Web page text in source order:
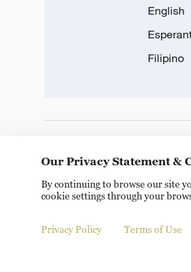
English
Filipino
Copyright © 2024 CGTN. 京
Our Privacy Statement &
By continuing to browse our site
cookie settings through your
Privacy Policy Terms of Use